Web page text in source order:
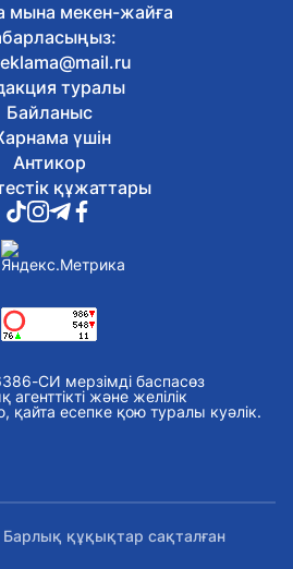
мына мекен-жайға
туралы
Байланыс
үшін
Антикор
құжаттары
СИ мерзімді баспасөз
және желілік
есепке қою туралы куәлік.
құқықтар сақталған